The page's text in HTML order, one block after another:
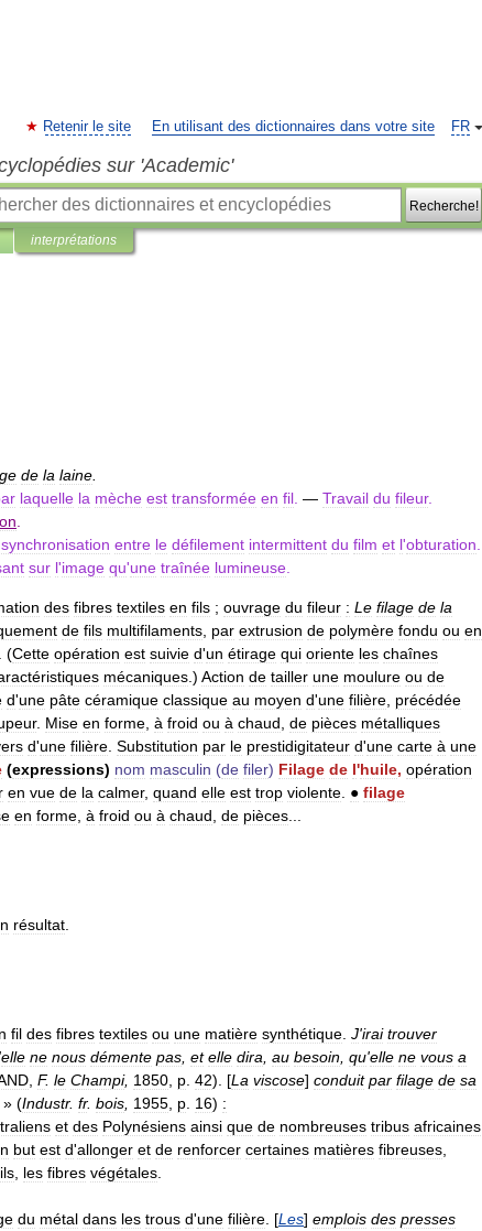
FR
Retenir le site En utilisant des dictionnaires dans votre site
sur 'Academic'
Recherche!
interprétations
de la laine
laquelle la mèche est transformée en fil — Travail du fileur.
synchronisation entre le défilement intermittent du film et l'obturation
sur l'image qu'une traînée lumineuse
des fibres textiles en fils ; ouvrage du fileur : Le filage de la
de fils multifilaments par extrusion de polymère fondu ou en
. (Cette opération est suivie d'un étirage qui oriente les chaînes
mécaniques .) Action de tailler une moulure ou de
d'une pâte céramique classique au moyen d'une filière précédée
. Mise en forme à froid ou à chaud de pièces métalliques
d'une filière Substitution par le prestidigitateur d'une carte à une
(expressions) nom masculin (de filer) Filage de l'huile, opération
en vue de la calmer, quand elle est trop violente ● filage
en forme à froid ou à chaud de pièces
résultat
fil des fibres textiles ou une matière synthétique J'irai trouver
'elle ne nous démente pas et elle dira au besoin qu'elle ne vous a
F. le Champi, 1850 p 42). [La viscose] conduit par filage de sa
» (Industr. fr. bois 1955 p 16) :
et des Polynésiens ainsi que de nombreuses tribus africaines
but est d'allonger et de renforcer certaines matières fibreuses
les fibres végétales
du métal dans les trous d'une filière . [Les] emplois des presses